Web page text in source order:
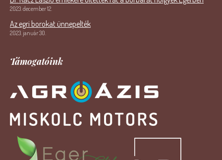
2023. december 12.
Az egri borokat ünnepelték
2023. január 30.
Támogatóink